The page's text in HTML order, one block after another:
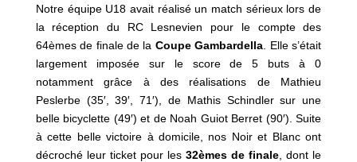
Notre équipe U18 avait réalisé un match sérieux lors de
la réception du RC Lesnevien pour le compte des
64èmes de finale de la Coupe Gambardella . Elle s’était
largement imposée sur le score de 5 buts à 0
notamment grâce à des réalisations de Mathieu
Peslerbe (35′, 39′, 71′), de Mathis Schindler sur une
belle bicyclette (49′) et de Noah Guiot Berret (90′). Suite
à cette belle victoire à domicile, nos Noir et Blanc ont
décroché leur ticket pour les32èmes de finale , dont le